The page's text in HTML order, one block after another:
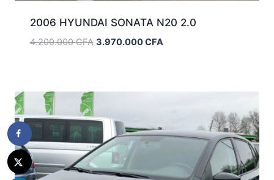
2006 HYUNDAI SONATA N20 2.0
4.200.000CFA Le
3.970.000CFALe